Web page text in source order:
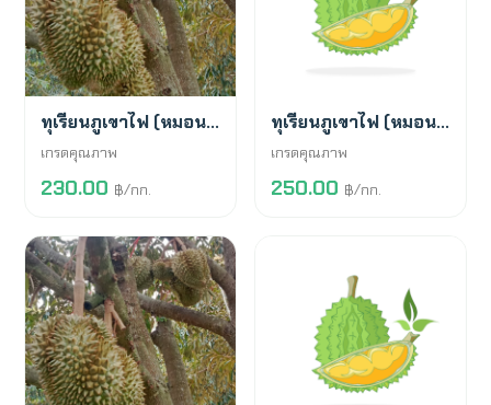
สั่งจองล่วงหน้า ทุเรียนภูเขาไฟ (หมอนทอง)
เกรดคุณภาพ
230.00 ฿/กก.
สั่งจองล่วงหน้า ทุเรียนภูเขาไฟ (หมอนทอง)
เกรดคุณภาพ
250.00 ฿/กก.